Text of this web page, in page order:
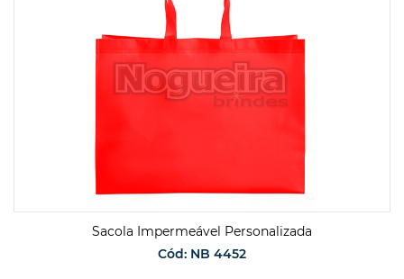
Sacola Impermeável Personalizada
Cód: NB 4452